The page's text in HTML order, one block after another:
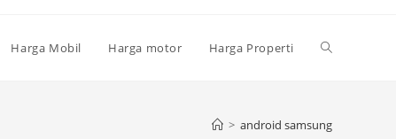
Harga Mobil Harga motor Harga Properti Toggle
> android samsung